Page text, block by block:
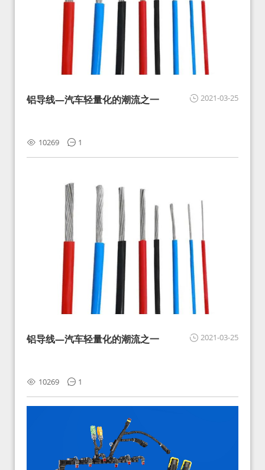
2021-03-25
铝导线—汽车轻量化的潮流之一
10269 1
2021-03-25
铝导线—汽车轻量化的潮流之一
10269 1